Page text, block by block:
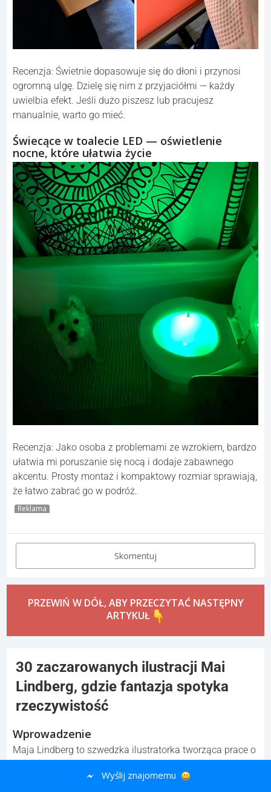
Recenzja: Świetnie dopasowuje się do dłoni i przynosi
ogromną ulgę. Dzielę się nim z przyjaciółmi — każdy
uwielbia efekt. Jeśli dużo piszesz lub pracujesz
manualnie, warto go mieć.
Świecące w toalecie LED — oświetlenie
nocne, które ułatwia życie
Recenzja: Jako osoba z problemami ze wzrokiem, bardzo
ułatwia mi poruszanie się nocą i dodaje zabawnego
akcentu. Prosty montaż i kompaktowy rozmiar sprawiają,
że łatwo zabrać go w podróż.
Reklama
Skomentuj
PRZEWIŃ W DÓŁ, ABY PRZECZYTAĆ NASTĘPNY
ARTYKUŁ
30 zaczarowanych ilustracji Mai
Lindberg, gdzie fantazja spotyka
rzeczywistość
Wprowadzenie
Maja Lindberg to szwedzka ilustratorka tworząca prace o
łączą elementy fantazji i codzienności — subtelne kolory i
Wyślij znajomemu